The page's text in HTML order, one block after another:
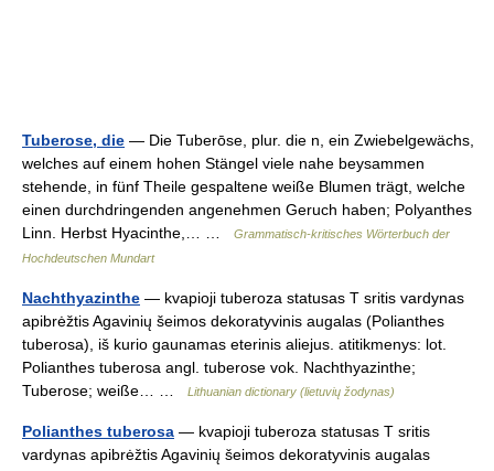
Tuberose, die — Die Tuberōse, plur. die n, ein Zwiebelgewächs,
welches auf einem hohen Stängel viele nahe beysammen
stehende, in fünf Theile gespaltene weiße Blumen trägt, welche
einen durchdringenden angenehmen Geruch haben; Polyanthes
Linn. Herbst Hyacinthe,… …
Grammatisch-kritisches Wörterbuch der
Hochdeutschen Mundart
Nachthyazinthe — kvapioji tuberoza statusas T sritis vardynas
apibrėžtis Agavinių šeimos dekoratyvinis augalas (Polianthes
tuberosa), iš kurio gaunamas eterinis aliejus. atitikmenys: lot.
Polianthes tuberosa angl. tuberose vok. Nachthyazinthe;
Tuberose; weiße… …
Lithuanian dictionary (lietuvių žodynas)
Polianthes tuberosa — kvapioji tuberoza statusas T sritis
vardynas apibrėžtis Agavinių šeimos dekoratyvinis augalas